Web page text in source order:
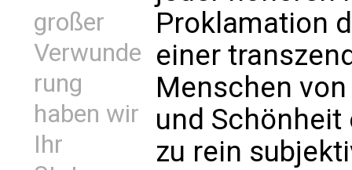
großer
Verwunde
rung
haben wir
Ihr
Proklamation
einer
Menschen
und
zu rein